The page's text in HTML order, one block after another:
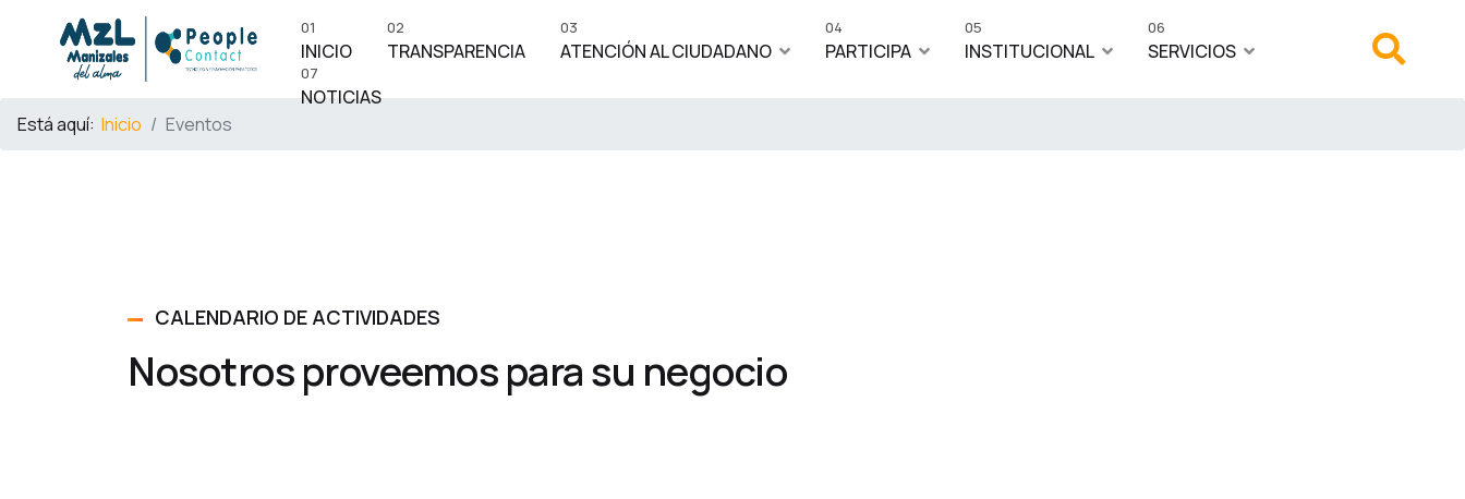
INICIO
01
TRANSPARENCIA
02
ATENCIÓN AL CIUDADANO
03
PARTICIPA
04
INSTITUCIONAL
05
SERVICIOS
06
NOTICIAS
07
Está aquí: Inicio Eventos
CALENDARIO DE ACTIVIDADES
Nosotros proveemos para su negocio